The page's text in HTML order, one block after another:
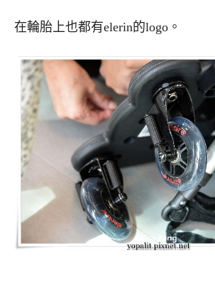
在輪胎上也都有elerin的logo。